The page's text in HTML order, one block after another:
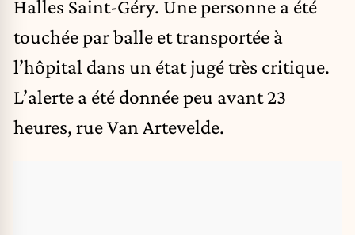
Halles Saint-Géry. Une personne a été
touchée par balle et transportée à
l’hôpital dans un état jugé très critique.
L’alerte a été donnée peu avant 23
heures, rue Van Artevelde.